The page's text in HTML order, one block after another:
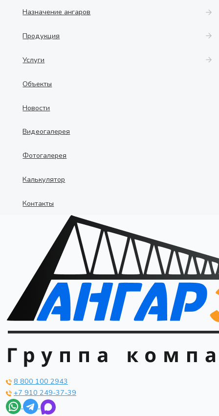
Назначение ангаров
Продукция
Услуги
Объекты
Новости
Видеогалерея
Фотогалерея
Калькулятор
Контакты
8 800 100 2943
+7 910 249-37-39